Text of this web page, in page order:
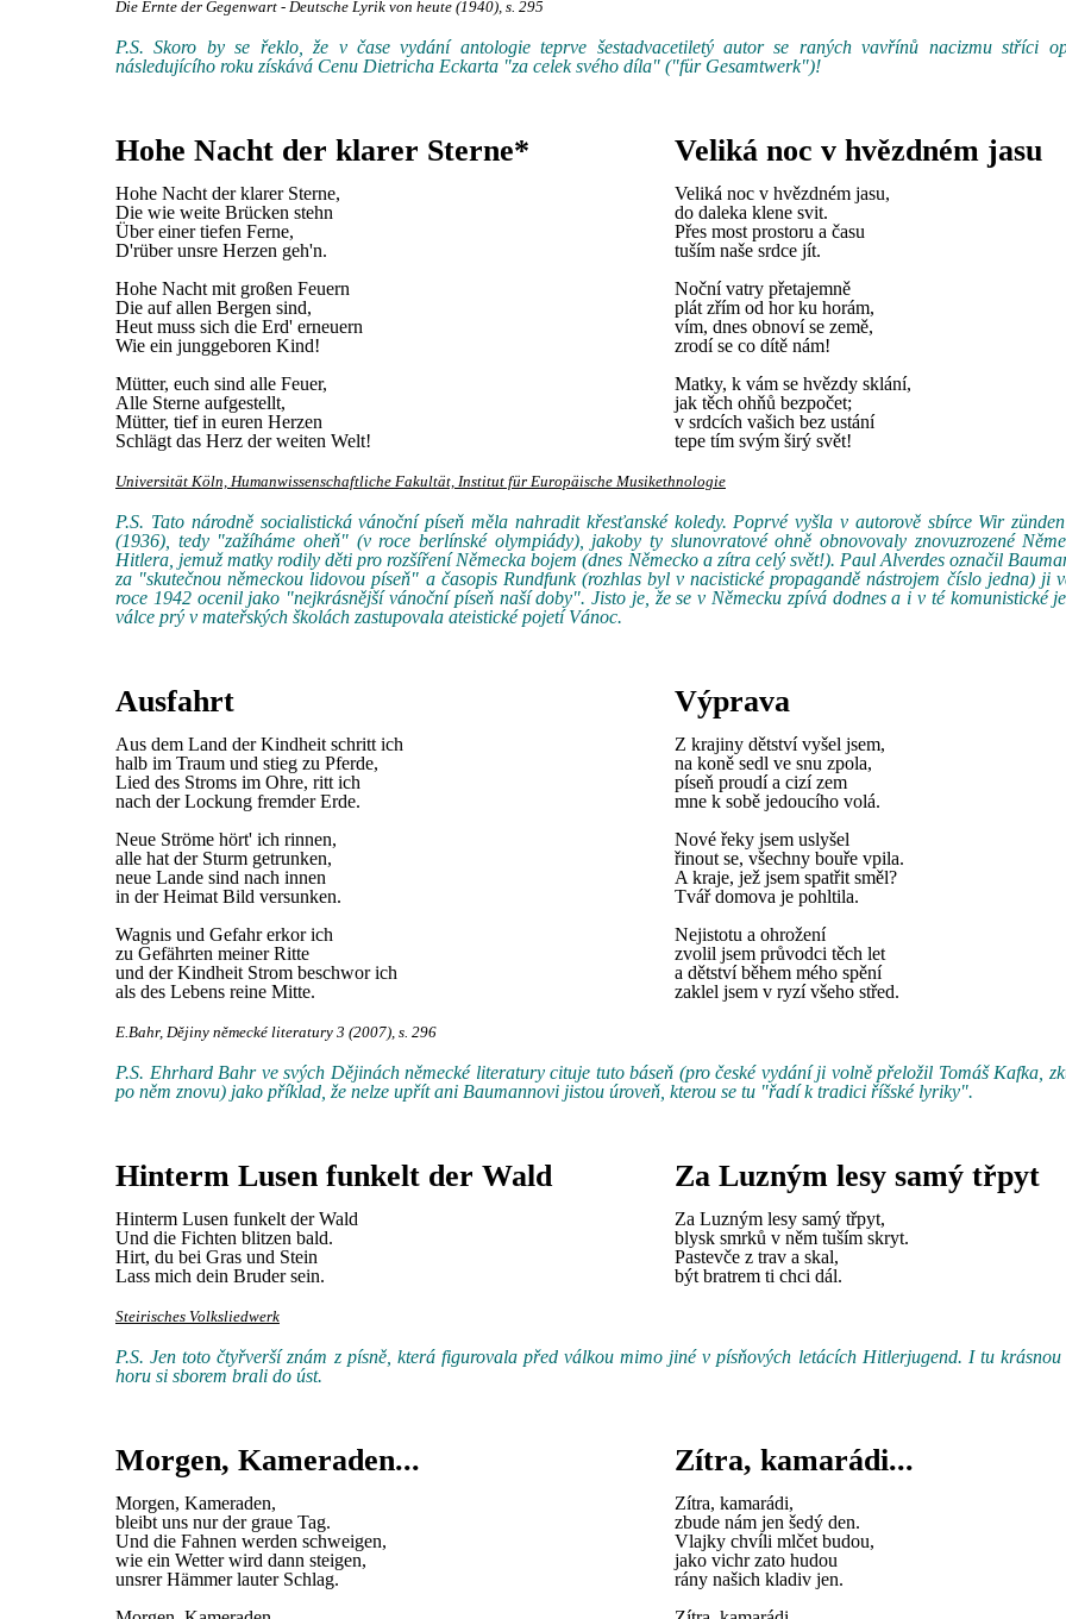
Die Ernte der Gegenwart - Deutsche Lyrik von heute (1940), s. 295
P.S. Skoro by se řeklo, že v čase vydání antologie teprve šestadvacetiletý autor se raných vavřínů nacizmu stříci
následujícího roku získává Cenu Dietricha Eckarta "za celek svého díla" ("für Gesamtwerk")!
Hohe Nacht der klarer Sterne*
Hohe Nacht der klarer Sterne,
Die wie weite Brücken stehn
Über einer tiefen Ferne,
D'rüber unsre Herzen geh'n.
Hohe Nacht mit großen Feuern
Die auf allen Bergen sind,
Heut muss sich die Erd' erneuern
Wie ein junggeboren Kind!
Mütter, euch sind alle Feuer,
Alle Sterne aufgestellt,
Mütter, tief in euren Herzen
Schlägt das Herz der weiten Welt!
Veliká noc v hvězdném jasu
Veliká noc v hvězdném jasu,
do daleka klene svit.
Přes most prostoru a času
tuším naše srdce jít.
Noční vatry přetajemně
plát zřím od hor ku horám,
vím, dnes obnoví se země,
zrodí se co dítě nám!
Matky, k vám se hvězdy sklání,
jak těch ohňů bezpočet;
v srdcích vašich bez ustání
tepe tím svým širý svět!
Universität Köln, Humanwissenschaftliche Fakultät, Institut für Europäische Musikethnologie
P.S. Tato národně socialistická vánoční píseň měla nahradit křesťanské koledy. Poprvé vyšla v autorově sbírce Wir
(1936), tedy "zažíháme oheň" (v roce berlínské olympiády), jakoby ty slunovratové ohně obnovovaly znovuzrozené
Hitlera, jemuž matky rodily děti pro rozšíření Německa bojem (dnes Německo a zítra celý svět!). Paul Alverdes označil
za "skutečnou německou lidovou píseň" a časopis Rundfunk (rozhlas byl v nacistické propagandě nástrojem číslo jedna) ji
roce 1942 ocenil jako "nejkrásnější vánoční píseň naší doby". Jisto je, že se v Německu zpívá dodnes a i v té komunistické
válce prý v mateřských školách zastupovala ateistické pojetí Vánoc.
Ausfahrt
Aus dem Land der Kindheit schritt ich
halb im Traum und stieg zu Pferde,
Lied des Stroms im Ohre, ritt ich
nach der Lockung fremder Erde.
Neue Ströme hört' ich rinnen,
alle hat der Sturm getrunken,
neue Lande sind nach innen
in der Heimat Bild versunken.
Wagnis und Gefahr erkor ich
zu Gefährten meiner Ritte
und der Kindheit Strom beschwor ich
als des Lebens reine Mitte.
Výprava
Z krajiny dětství vyšel jsem,
na koně sedl ve snu zpola,
píseň proudí a cizí zem
mne k sobě jedoucího volá.
Nové řeky jsem uslyšel
řinout se, všechny bouře vpila.
A kraje, jež jsem spatřit směl?
Tvář domova je pohltila.
Nejistotu a ohrožení
zvolil jsem průvodci těch let
a dětství během mého spění
zaklel jsem v ryzí všeho střed.
E.Bahr, Dějiny německé literatury 3 (2007), s. 296
P.S. Ehrhard Bahr ve svých Dějinách německé literatury cituje tuto báseň (pro české vydání ji volně přeložil Tomáš Kafka,
po něm znovu) jako příklad, že nelze upřít ani Baumannovi jistou úroveň, kterou se tu "řadí k tradici říšské lyriky".
Hinterm Lusen funkelt der Wald
Hinterm Lusen funkelt der Wald
Und die Fichten blitzen bald.
Hirt, du bei Gras und Stein
Lass mich dein Bruder sein.
Za Luzným lesy samý třpyt
Za Luzným lesy samý třpyt,
blysk smrků v něm tuším skryt.
Pastevče z trav a skal,
být bratrem ti chci dál.
Steirisches Volksliedwerk
P.S. Jen toto čtyřverší znám z písně, která figurovala před válkou mimo jiné v písňových letácích Hitlerjugend. I tu krásnou
horu si sborem brali do úst.
Morgen, Kameraden...
Morgen, Kameraden,
bleibt uns nur der graue Tag.
Und die Fahnen werden schweigen,
wie ein Wetter wird dann steigen,
unsrer Hämmer lauter Schlag.
Zítra, kamarádi...
Zítra, kamarádi,
zbude nám jen šedý den.
Vlajky chvíli mlčet budou,
jako vichr zato hudou
rány našich kladiv jen.